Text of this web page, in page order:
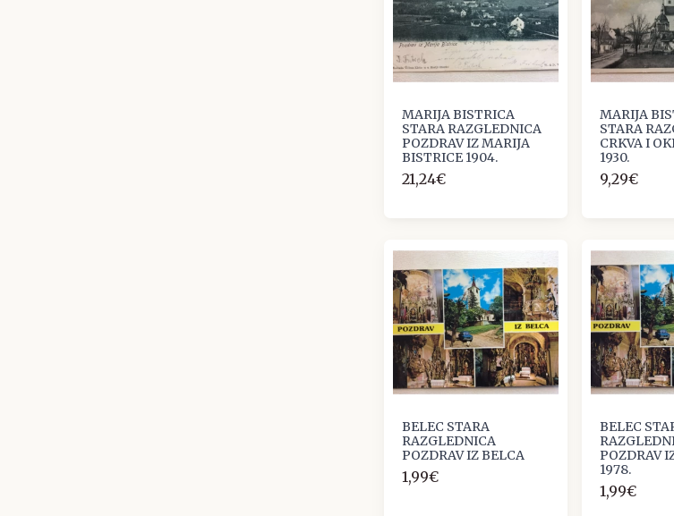
MARIJA BISTRICA
STARA RAZGLEDNICA
POZDRAV IZ MARIJA
BISTRICE 1904.
21,24€
MARIJA
STARA
CRKVA I
1930.
9,29€
BELEC STARA
RAZGLEDNICA
POZDRAV IZ BELCA
1,99€
BELEC
POZDRAV
1978.
1,99€